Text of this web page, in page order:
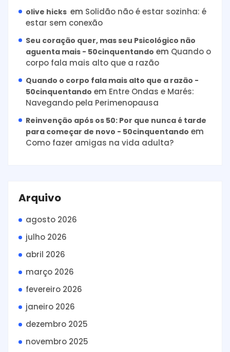
olive hicks em Solidão não é estar sozinha: é
estar sem conexão
Seu coração quer, mas seu Psicológico não
aguenta mais - 50cinquentando em Quando o
corpo fala mais alto que a razão
Quando o corpo fala mais alto que a razão -
50cinquentando em Entre Ondas e Marés:
Navegando pela Perimenopausa
Reinvenção após os 50: Por que nunca é tarde
para começar de novo - 50cinquentando em
Como fazer amigas na vida adulta?
Arquivo
agosto 2026
julho 2026
abril 2026
março 2026
fevereiro 2026
janeiro 2026
dezembro 2025
novembro 2025